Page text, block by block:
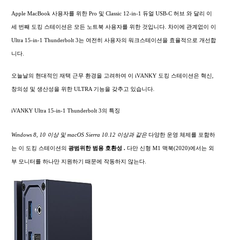
Apple MacBook 사용자를 위한 Pro 및 Classic 12-in-1 듀얼 USB-C 허브 와 달리 이
세 번째 도킹 스테이션은 모든 노트북 사용자를 위한 것입니다. 차이에 관계없이 이
Ultra 15-in-1 Thunderbolt 3는 여전히 사용자의 워크스테이션을 효율적으로 개선합
니다.
오늘날의 현대적인 재택 근무 환경을 고려하여 이 iVANKY 도킹 스테이션은 혁신,
창의성 및 생산성을 위한 ULTRA 기능을 갖추고 있습니다.
iVANKY Ultra 15-in-1 Thunderbolt 3의 특징
Windows 8, 10 이상 및 macOS Sierra 10.12 이상과 같은 다양한 운영 체제를 포함하
는 이 도킹 스테이션의광범위한 범용 호환성 . 다만 신형 M1 맥북(2020)에서는 외
부 모니터를 하나만 지원하기 때문에 작동하지 않는다.